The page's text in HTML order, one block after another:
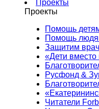
Проекты
Проекты
Помощь
Помощь
Защитим
«Дети вместо
Русфонд &
Читатели